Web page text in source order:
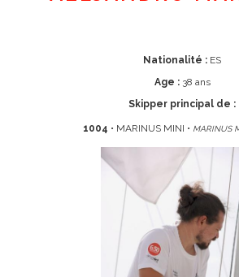
Nationalité : ES
Age :38 ans
Skipper principal de :
1004 • MARINUS MINI • MARINUS